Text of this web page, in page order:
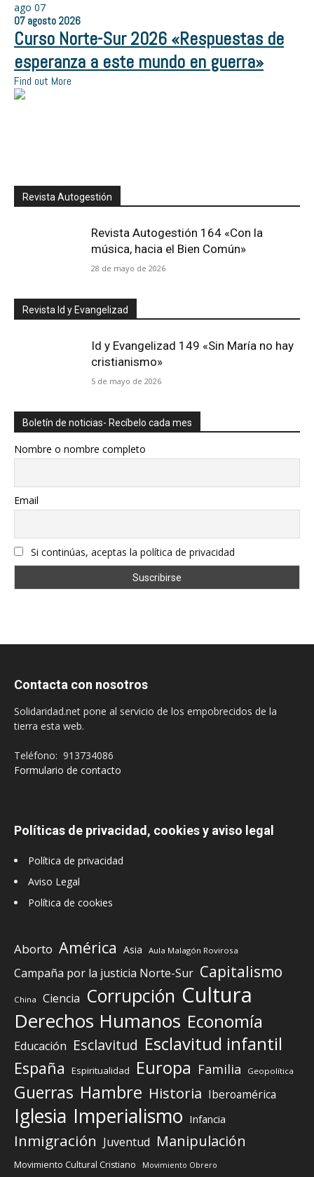
ago 07
07 agosto 2026
Curso Norte-Sur 2026 «Respuestas de
esperanza a este mundo en guerra»
Find out More
Revista Autogestión
Revista Autogestión 164 «Con la
música, hacia el Bien Común»
28 de mayo de 2026
Revista Id y Evangelizad
Id y Evangelizad 149 «Sin María no hay
cristianismo»
5 de mayo de 2026
Boletín de noticias- Recíbelo cada mes
Nombre o nombre completo
Email
Si continúas, aceptas la política de privacidad
Contacta con nosotros
Solidaridad.net pone al servicio de los empobrecidos de la
tierra esta web.
Teléfono: 913734086
Formulario de contacto
Políticas de privacidad, cookies y aviso legal
Política de privacidad
Aviso Legal
Política de cookies
Aborto América Asia Aula Malagón Rovirosa
Campaña por la justicia Norte-Sur Capitalismo
China Ciencia Corrupción Cultura
Derechos Humanos Economía
Educación Esclavitud Esclavitud infantil
España Espiritualidad Europa Familia Geopolítica
Guerras Hambre Historia Iberoamérica
Iglesia Imperialismo Infancia
Inmigración Juventud Manipulación
Movimiento Cultural Cristiano Movimiento Obrero